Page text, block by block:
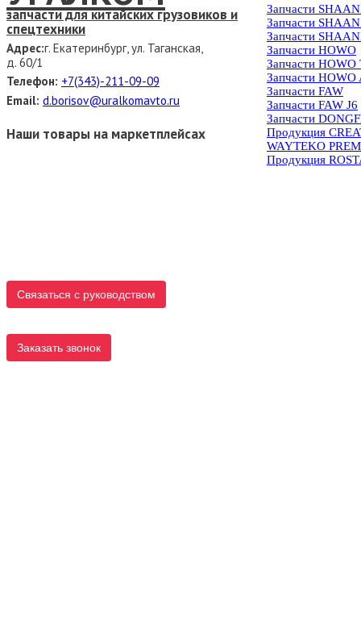
запчасти для китайских грузовиков и
спецтехники
Адрес:г. Екатеринбург, ул. Таганская,
д. 60/1
Телефон: +7(343)-211-09-09
Email: d.borisov@uralkomavto.ru
Наши товары на маркетплейсах
Связаться с руководством
Заказать звонок
Запчасти
Запчасти
Запчасти
Запчасти HOWO
Запчасти HOWO
Запчасти HOWO
Запчасти FAW
Запчасти FAW J6
Запчасти
Продукция
WAYTEKO
Продукция